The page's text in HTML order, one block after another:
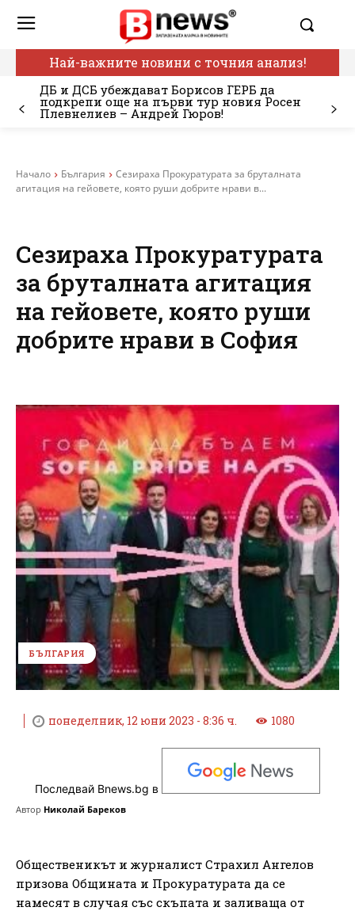
Най-важните новини с точния анализ!
ДБ и ДСБ убеждават Борисов ГЕРБ да
подкрепи още на първи тур новия Росен
Плевнелиев – Андрей Гюров!
Начало България
Сезираха Прокуратурата за бруталната
агитация на гейовете, която руши добрите нрави в...
Сезираха Прокуратурата
за бруталната агитация
на гейовете, която руши
добрите нрави в София
БЪЛГАРИЯ
понеделник, 12 юни 2023 - 8:36 ч. 1080
Последвай Bnews.bg в
Автор Николай Бареков
Общественикът и журналист Страхил Ангелов
призова Общината и Прокуратурата да се
намесят в случая със скъпата и заливаща от